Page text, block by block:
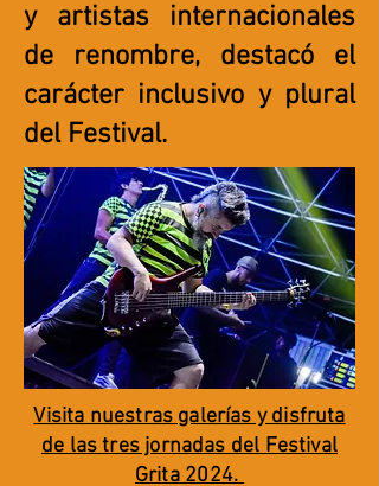
y artistas internacionales
de renombre, destacó el
carácter inclusivo y plural
del Festival.
Visita nuestras galerías y disfruta
de las tres jornadas del Festival
Grita2024.